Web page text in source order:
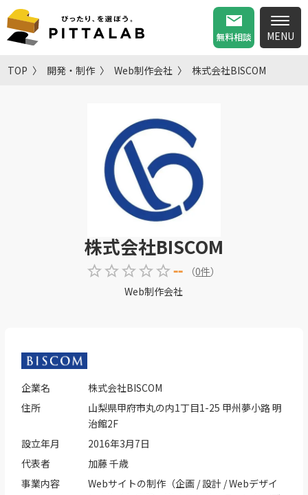
無料相談
TOP 開発・制作 Web制作会社 株式会社BISCOM
株式会社BISCOM
-- （0件）
Web制作会社
企業名
株式会社BISCOM
住所
山梨県甲府市丸の内1丁目1-25 甲州夢小路 明
治館2F
設立年月
2016年3月7日
代表者
加藤 千歳
事業内容
Webサイトの制作（企画 / 設計 / Webデザイ